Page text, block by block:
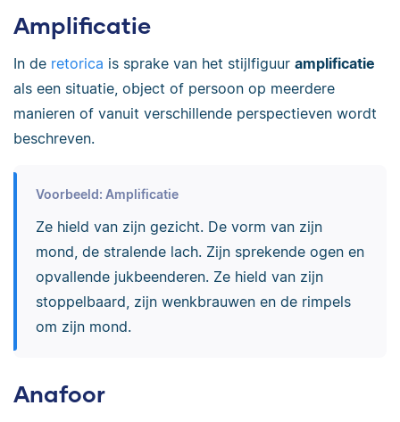
Amplificatie
In de retorica is sprake van het stijlfiguur amplificatie
als een situatie, object of persoon op meerdere
manieren of vanuit verschillende perspectieven wordt
beschreven.
Voorbeeld: Amplificatie
Ze hield van zijn gezicht. De vorm van zijn
mond, de stralende lach. Zijn sprekende ogen en
opvallende jukbeenderen. Ze hield van zijn
stoppelbaard, zijn wenkbrauwen en de rimpels
om zijn mond.
Anafoor